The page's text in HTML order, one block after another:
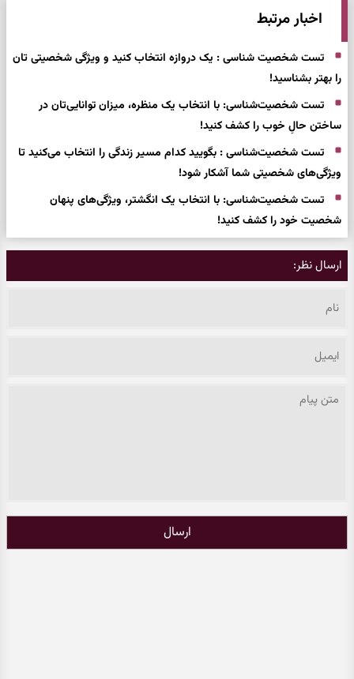
اخبار مرتبط
تست شخصیت شناسی : یک دروازه انتخاب کنید و ویژگی شخصیتی تان
را بهتر بشناسید!
تست شخصیت‌شناسی: با انتخاب یک منظره، میزان توانایی‌تان در
ساختن حالِ خوب را کشف کنید!
تست شخصیت‌شناسی : بگویید کدام مسیر زندگی را انتخاب می‌کنید تا
ویژگی‌های شخصیتی شما آشکار شود!
تست شخصیت‌شناسی: با انتخاب یک انگشتر، ویژگی‌های پنهان
شخصیت خود را کشف کنید!
ارسال نظر:
ارسال